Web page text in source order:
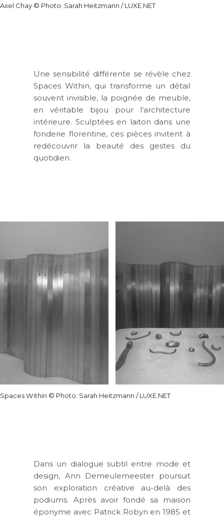
Axel Chay © Photo: Sarah Heitzmann / LUXE.NET
Une sensibilité différente se révèle chez
Spaces Within, qui transforme un détail
souvent invisible, la poignée de meuble,
en véritable bijou pour l’architecture
intérieure. Sculptées en laiton dans une
fonderie florentine, ces pièces invitent à
redécouvrir la beauté des gestes du
quotidien.
Spaces Within © Photo: Sarah Heitzmann / LUXE.NET
Dans un dialogue subtil entre mode et
design, Ann Demeulemeester poursuit
son exploration créative au-delà des
podiums. Après avoir fondé sa maison
éponyme avec Patrick Robyn en 1985 et